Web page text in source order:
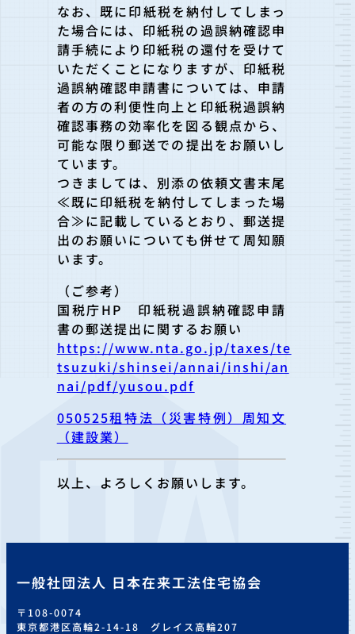
なお、既に印紙税を納付してしまっ
た場合には、印紙税の過誤納確認申
請手続により印紙税の還付を受けて
いただくことになりますが、印紙税
過誤納確認申請書については、申請
者の方の利便性向上と 印紙税過誤納
確認事務の効率化を図る観点から、
可能な限り郵送での提出をお願いし
ています。
つきましては、別添の依頼文書末尾
≪既に印紙税を納付してしまっ た場
合≫に記載しているとおり、郵送提
出のお願いについても併せて周知願
います。
（ご参考）
国税庁HP 印紙税過誤納確認申請
書の郵送提出に関するお願い
https://www.nta.go.jp/taxes/te
tsuzuki/shinsei/annai/inshi/an
nai/pdf/yusou.pdf
050525租特法（災害特例）周知文
（建設業）
以上、よろしくお願いします。
一般社団法人 日本在来工法住宅協会
〒108-0074
東京都港区高輪2-14-18 グレイス高輪207